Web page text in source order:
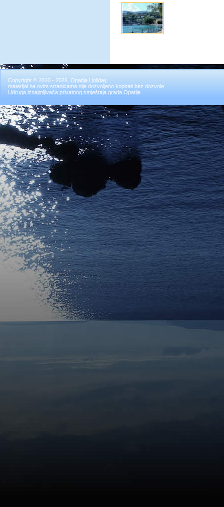
Copyright © 2010 - 2026, Opatija Holiday
materijal na ovim stranicama nije dozvoljeno kopirati bez dozvole
Udruga iznajmljivača privatnog smještaja grada Opatije